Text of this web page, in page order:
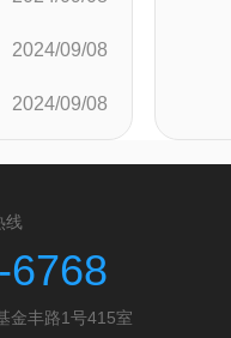
2024/09/08
2024/09/08
线
6768
金丰路1号415室